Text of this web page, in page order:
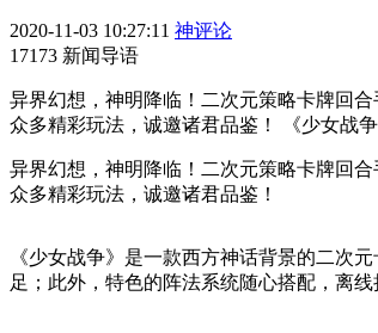
2020-11-03 10:27:11 神评论
17173 新闻导语
异界幻想，神明降临！二次元策略卡牌回
众多精彩玩法，诚邀诸君品鉴！ 《少女战
异界幻想，神明降临！二次元策略卡牌回
众多精彩玩法，诚邀诸君品鉴！
《少女战争》是一款西方神话背景的二次
足；此外，特色的阵法系统随心搭配，离